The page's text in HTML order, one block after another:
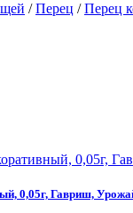
/Перец /Перец
0,05г, Гавриш,